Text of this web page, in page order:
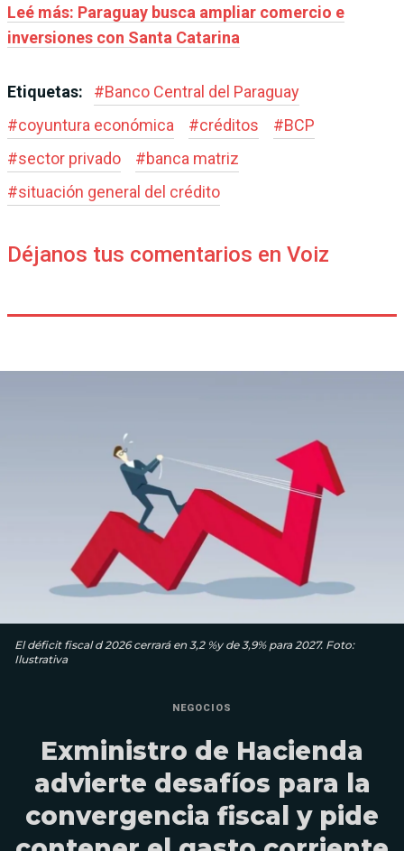
Leé más: Paraguay busca ampliar comercio e
inversiones con Santa Catarina
Etiquetas: #Banco Central del Paraguay
#coyuntura económica #créditos #BCP
#sector privado #banca matriz
#situación general del crédito
Déjanos tus comentarios en Voiz
El déficit fiscal d 2026 cerrará en 3,2 %y de 3,9% para 2027. Foto:
Ilustrativa
NEGOCIOS
Exministro de Hacienda
advierte desafíos para la
convergencia fiscal y pide